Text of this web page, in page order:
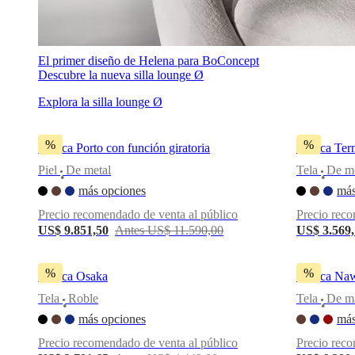
El primer diseño de Helena para BoConcept
Descubre la nueva silla lounge Ø
Explora la silla lounge Ø
%
Butaca Porto con función giratoria
Piel
•
De metal
más opciones
Precio recomendado de venta al público
US$ 9.851,50 Antes US$ 11.590,00
%
Butaca
Tela
•
De
Precio
US$
%
Butaca Osaka
Tela
•
Roble
más opciones
Precio recomendado de venta al público
%
Butaca
Tela
•
De
Precio